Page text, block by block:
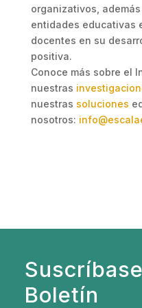
organizativos,
entidades educativas
docentes en su
positiva.
Conoce más sobre el
nuestras
nuestras soluciones
nosotros:
Boletín